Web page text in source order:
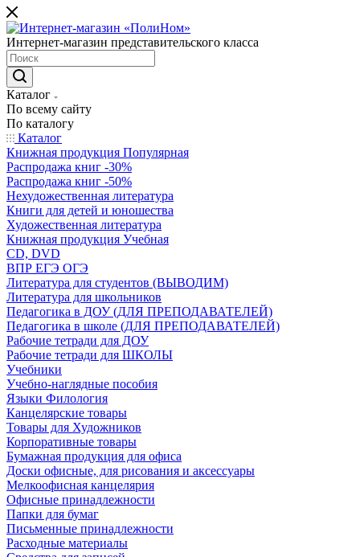
Интернет-магазин представительского класса
Каталог
По всему сайту
По каталогу
Каталог
Книжная продукция Популярная
Распродажа книг -30%
Распродажа книг -50%
Нехудожественная литература
Книги для детей и юношества
Художественная литература
Книжная продукция Учебная
CD, DVD
ВПР ЕГЭ ОГЭ
Литература для студентов (ВЫВОДИМ)
Литература для школьников
Педагогика в ДОУ (ДЛЯ ПРЕПОДАВАТЕЛЕЙ)
Педагогика в школе (ДЛЯ ПРЕПОДАВАТЕЛЕЙ)
Рабочие тетради для ДОУ
Рабочие тетради для ШКОЛЫ
Учебники
Учебно-наглядные пособия
Языки Филология
Канцелярские товары
Товары для Художников
Корпоративные товары
Бумажная продукция для офиса
Доски офисные, для рисования и аксессуары
Мелкоофисная канцелярия
Офисные принадлежности
Папки для бумаг
Письменные принадлежности
Расходные материалы